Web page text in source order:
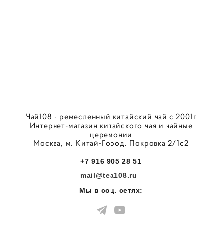
Чай108 - ремесленный китайский чай с 2001г
Интернет-магазин китайского чая и чайные
церемонии
Москва, м. Китай-Город. Покровка 2/1с2
+7 916 905 28 51
mail@tea108.ru
Мы в соц. сетях: